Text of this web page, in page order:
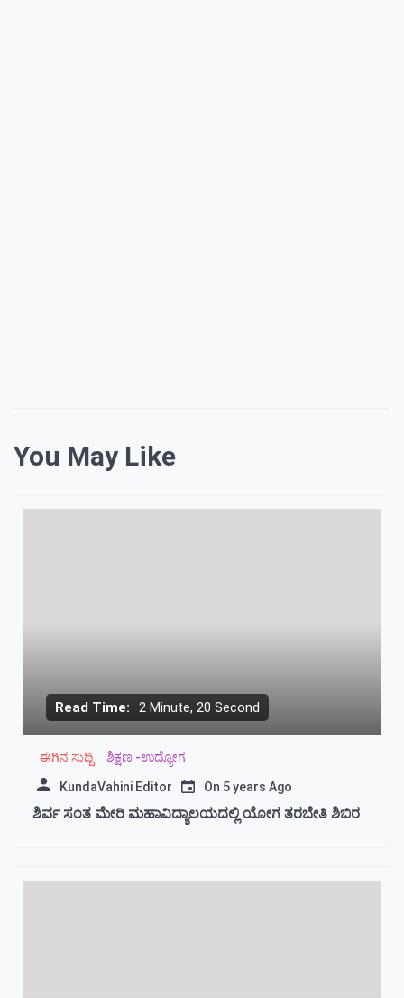
You May Like
Read Time: 2 Minute, 20 Second
ಈಗಿನ ಸುದ್ದಿ ಶಿಕ್ಷಣ -ಉದ್ಯೋಗ
KundaVahini Editor On 5 years Ago
ಶಿರ್ವ ಸಂತ ಮೇರಿ ಮಹಾವಿದ್ಯಾಲಯದಲ್ಲಿ ಯೋಗ ತರಬೇತಿ ಶಿಬಿರ